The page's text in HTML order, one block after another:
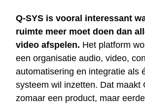
Q-SYS is vooral interessant
ruimte meer moet doen dan
video afspelen. Het platform
een organisatie audio, video,
automatisering en integratie als
systeem wil inzetten. Dat maakt
zomaar een product, maar